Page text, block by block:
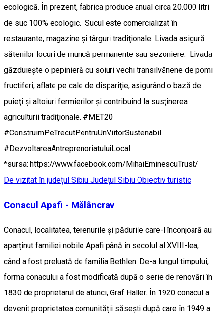
ecologică. În prezent, fabrica produce anual circa 20.000 litri
de suc 100% ecologic. Sucul este comercializat în
restaurante, magazine și târguri tradiţionale. Livada asigură
sătenilor locuri de muncă permanente sau sezoniere. Livada
găzduiește o pepinieră cu soiuri vechi transilvănene de pomi
fructiferi, aflate pe cale de dispariţie, asigurând o bază de
puieţi şi altoiuri fermierilor şi contribuind la susţinerea
agriculturii tradiţionale. #MET20
#ConstruimPeTrecutPentruUnViitorSustenabil
#DezvoltareaAntreprenoriatuluiLocal
*sursa: https://www.facebook.com/MihaiEminescuTrust/
De vizitat în județul Sibiu Județul Sibiu Obiectiv turistic
Conacul Apafi - Mălâncrav
Conacul, localitatea, terenurile și pădurile care-l înconjoară au
aparținut familiei nobile Apafi până în secolul al XVIII-lea,
când a fost preluată de familia Bethlen. De-a lungul timpului,
forma conacului a fost modificată după o serie de renovări în
1830 de proprietarul de atunci, Graf Haller. În 1920 conacul a
devenit proprietatea comunității săsești după care în 1949 a